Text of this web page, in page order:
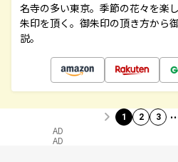
名寺の多い東京。季節の花々を楽
朱印を頂く。御朱印の頂き方から
説。
1 2 3
AD
AD